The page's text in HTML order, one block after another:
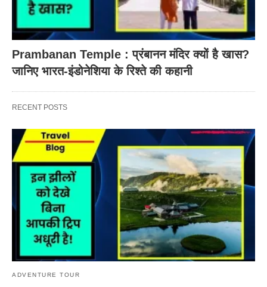
Prambanan Temple : प्रंबानन मंदिर क्यों है खास?
जानिए भारत-इंडोनेशिया के रिश्ते की कहानी
RECENT POSTS
ADVENTURE TOUR